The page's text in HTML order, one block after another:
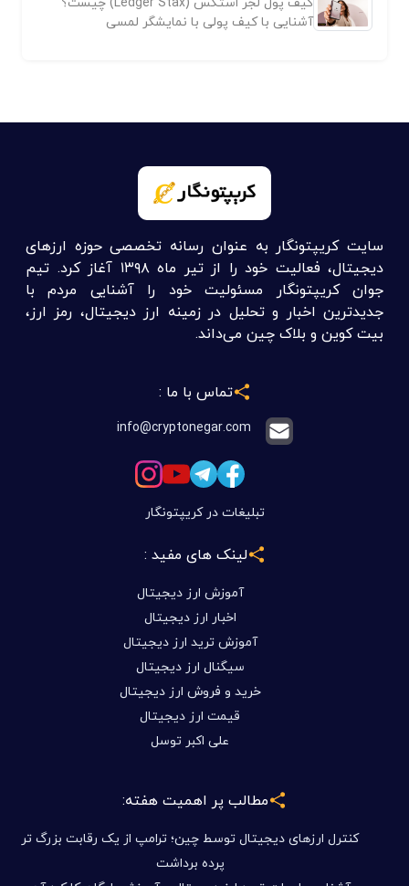
آشنایی با کیف پولی با نمایشگر لمسی
سایت کریپتونگار به عنوان رسانه تخصصی حوزه ارزهای
دیجیتال، فعالیت خود را از تیر ماه ۱۳۹۸ آغاز کرد. تیم
جوان کریپتونگار مسئولیت خود را آشنایی مردم با
جدیدترین اخبار و تحلیل در زمینه ارز دیجیتال، رمز ارز،
بیت کوین و بلاک چین می‌داند.
تماس با ما :
info@cryptonegar.com
تبلیغات در کریپتونگار
لینک های مفید :
آموزش ارز دیجیتال
اخبار ارز دیجیتال
آموزش ترید ارز دیجیتال
سیگنال ارز دیجیتال
خرید و فروش ارز دیجیتال
قیمت ارز دیجیتال
علی اکبر توسل
مطالب پر اهمیت هفته:
کنترل ارزهای دیجیتال توسط چین؛ ترامپ از یک رقابت بزرگ تر
پرده برداشت